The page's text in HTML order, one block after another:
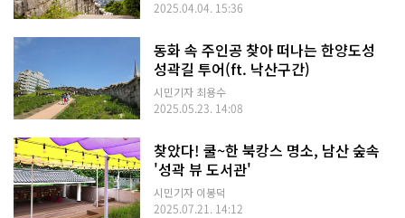
2025.04.04. 15:36
동화 속 주인공 찾아 떠나는 한양도성
성곽길 투어(ft. 낙산구간)
시민기자 최용수
2025.05.23. 14:08
찾았다! 쿨~한 북캉스 명소, 남산 숲속
'성곽 뷰 도서관'
시민기자 이봉덕
2025.07.21. 14:12